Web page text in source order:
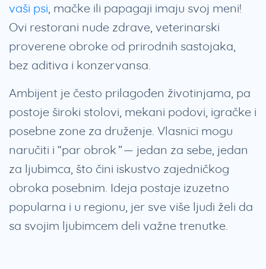
vaši psi, mačke ili papagaji imaju svoj meni!
Ovi restorani nude zdrave, veterinarski
proverene obroke od prirodnih sastojaka,
bez aditiva i konzervansa.
Ambijent je često prilagođen životinjama, pa
postoje široki stolovi, mekani podovi, igračke i
posebne zone za druženje. Vlasnici mogu
naručiti i “par obrok” — jedan za sebe, jedan
za ljubimca, što čini iskustvo zajedničkog
obroka posebnim. Ideja postaje izuzetno
popularna i u regionu, jer sve više ljudi želi da
sa svojim ljubimcem deli važne trenutke.